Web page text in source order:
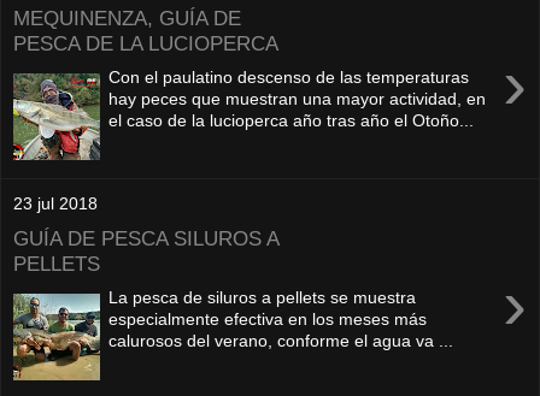
MEQUINENZA, GUÍA DE
PESCA DE LA LUCIOPERCA
›
Con el paulatino descenso de las temperaturas
hay peces que muestran una mayor actividad, en
el caso de la lucioperca año tras año el Otoño...
23 jul 2018
GUÍA DE PESCA SILUROS A
PELLETS
›
La pesca de siluros a pellets se muestra
especialmente efectiva en los meses más
calurosos del verano, conforme el agua va ...